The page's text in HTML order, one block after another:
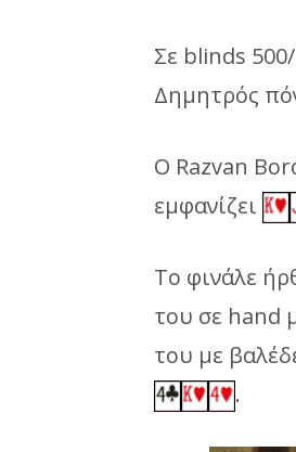
Σε blinds
Δημητρός
Ο Razvan
εμφανίζει
Το φινάλε
του σε hand
του με
.